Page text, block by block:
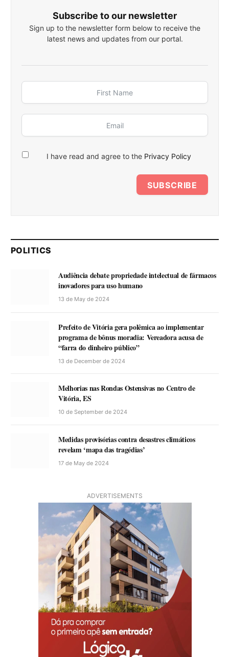
Subscribe to our newsletter
Sign up to the newsletter form below to receive the
latest news and updates from our portal.
I have read and agree to the Privacy Policy
SUBSCRIBE
POLITICS
Audiência debate propriedade intelectual de fármacos
inovadores para uso humano
13 de May de 2024
Prefeito de Vitória gera polêmica ao implementar
programa de bônus moradia: Vereadora acusa de
“farra do dinheiro público”
13 de December de 2024
Melhorias nas Rondas Ostensivas no Centro de
Vitória, ES
10 de September de 2024
Medidas provisórias contra desastres climáticos
revelam ‘mapa das tragédias’
17 de May de 2024
ADVERTISEMENTS